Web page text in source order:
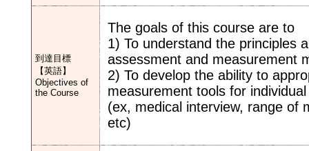
到達目標
【英語】
Objectives of
the Course
The goals of this course are to
1) To understand the principles
assessment and measurement
2) To develop the ability to
measurement tools for
(ex, medical interview, range of
etc)